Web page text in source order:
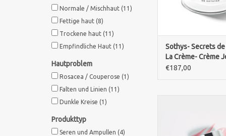
Normale / Mischhaut (11)
Fettige haut (8)
Trockene haut (11)
Empfindliche Haut (11)
Hautproblem
Rosacea / Couperose (1)
Falten und Linien (11)
Dunkle Kreise (1)
Produkttyp
Seren und Ampullen (4)
Sothys- Secrets
La Crème- Crème
premium
€187,00
ähnlichen